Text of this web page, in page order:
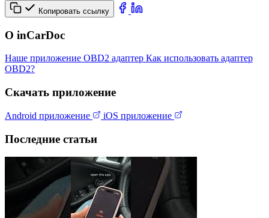
Копировать ссылку
О inCarDoc
Наше приложение OBD2 адаптер Как использовать адаптер
OBD2?
Скачать приложение
Android приложение iOS приложение
Последние статьи